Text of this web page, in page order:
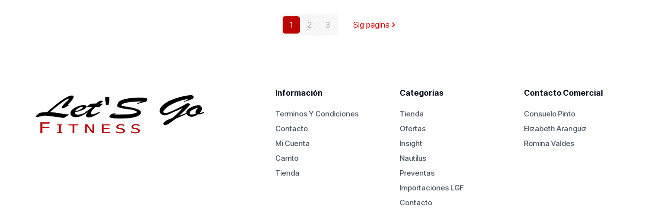
1 2 3 Sig pagína
Información
Terminos Y Condiciones
Contacto
Mi Cuenta
Carrito
Tienda
Categorias
Tienda
Ofertas
Insight
Nautilus
Preventas
Importaciones LGF
Contacto
Contacto Comercial
Consuelo Pinto
Elizabeth Aranguiz
Romina Valdes